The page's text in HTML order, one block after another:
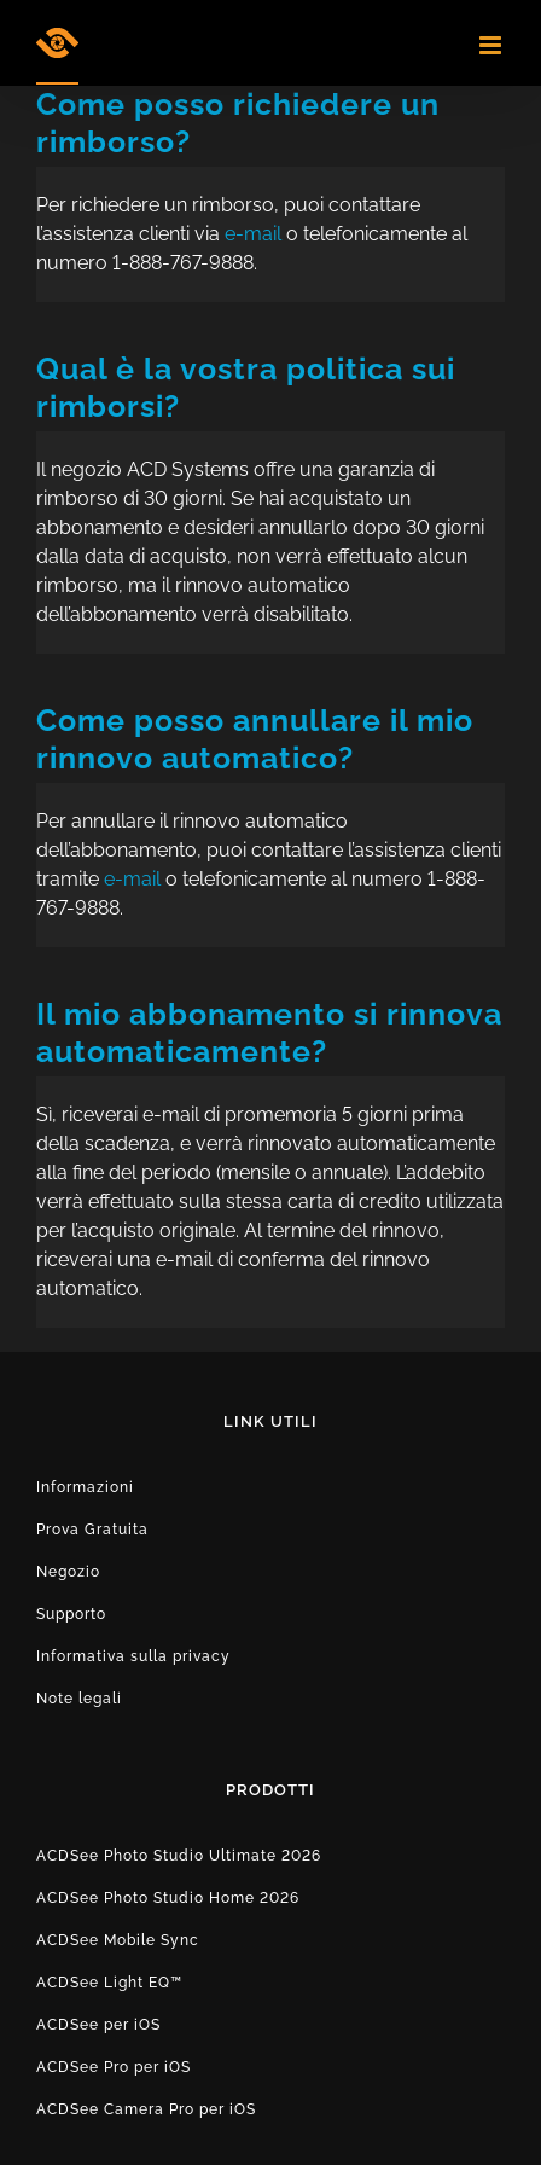
Come posso richiedere un
rimborso?
Per richiedere un rimborso, puoi contattare
l’assistenza clienti via e-mailo telefonicamente al
numero 1-888-767-9888.
Qual è la vostra politica sui
rimborsi?
Il negozio ACD Systems offre una garanzia di
rimborso di 30 giorni. Se hai acquistato un
abbonamento e desideri annullarlo dopo 30 giorni
dalla data di acquisto, non verrà effettuato alcun
rimborso, ma il rinnovo automatico
dell’abbonamento verrà disabilitato.
Come posso annullare il mio
rinnovo automatico?
Per annullare il rinnovo automatico
dell’abbonamento, puoi contattare l’assistenza clienti
tramite e-mailo telefonicamente al numero 1-888-
767-9888.
Il mio abbonamento si rinnova
automaticamente?
Sì, riceverai e-mail di promemoria 5 giorni prima
della scadenza, e verrà rinnovato automaticamente
alla fine del periodo (mensile o annuale). L’addebito
verrà effettuato sulla stessa carta di credito utilizzata
per l’acquisto originale. Al termine del rinnovo,
riceverai una e-mail di conferma del rinnovo
automatico.
LINK UTILI
Informazioni
Prova Gratuita
Negozio
Supporto
Informativa sulla privacy
Note legali
PRODOTTI
ACDSee Photo Studio Ultimate 2026
ACDSee Photo Studio Home 2026
ACDSee Mobile Sync
ACDSee Light EQ™
ACDSee per iOS
ACDSee Pro per iOS
ACDSee Camera Pro per iOS